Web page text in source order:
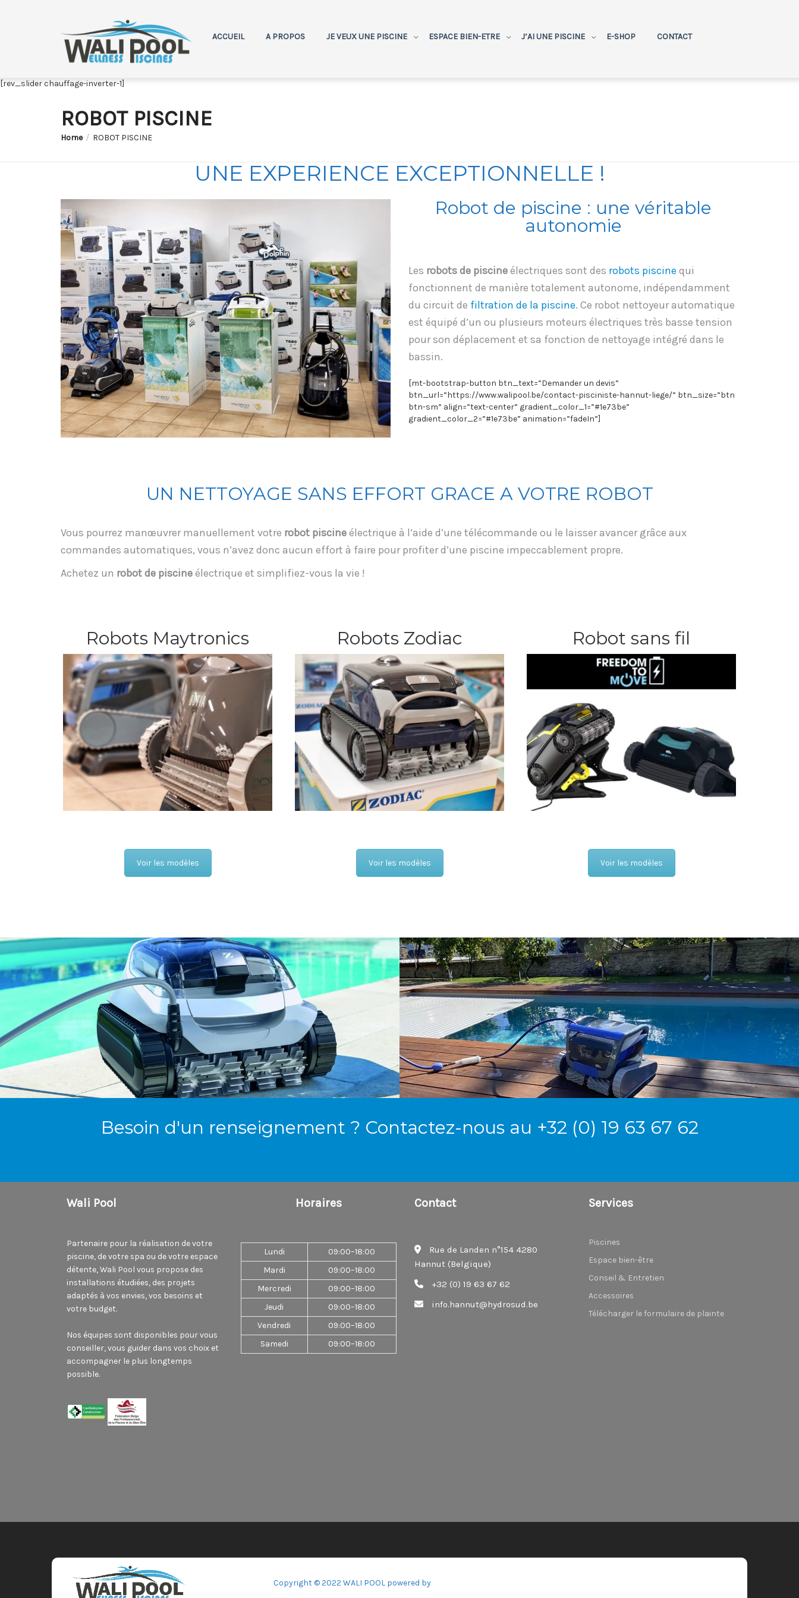
ACCUEIL A PROPOS JE VEUX UNE PISCINE ESPACE BIEN-ETRE J’AI UNE PISCINE E-SHOP CONTACT
[rev_slider chauffage-inverter-1]
ROBOT PISCINE
Home ROBOT PISCINE
UNE EXPERIENCE EXCEPTIONNELLE !
Robot de piscine : une véritable
autonomie
Les robots de piscineélectriques sont des robots piscine qui
fonctionnent de manière totalement autonome, indépendamment
du circuit de filtration de la piscine. Ce robot nettoyeur automatique
est équipé d’un ou plusieurs moteurs électriques très basse tension
pour son déplacement et sa fonction de nettoyage intégré dans le
bassin.
[mt-bootstrap-button btn_text=”Demander un devis”
btn_url=”https://www.walipool.be/contact-pisciniste-hannut-liege/” btn_size=”btn
btn-sm” align=”text-center” gradient_color_1=”#1e73be”
gradient_color_2=”#1e73be” animation=”fadeIn”]
UN NETTOYAGE SANS EFFORT GRACE A VOTRE ROBOT
Vous pourrez manœuvrer manuellement votre robot piscineélectrique à l’aide d’une télécommande ou le laisser avancer grâce aux
commandes automatiques, vous n’avez donc aucun effort à faire pour profiter d’une piscine impeccablement propre.
Achetez un robot de piscineélectrique et simplifiez-vous la vie !
Robots Maytronics
Voir les modèles
Robots Zodiac
Voir les modèles
Robot sans fil
Voir les modèles
Besoin d'un renseignement ? Contactez-nous au +32 (0) 19 63 67 62
Wali Pool
Partenaire pour la réalisation de votre
piscine, de votre spa ou de votre espace
détente, Wali Pool vous propose des
installations étudiées, des projets
adaptés à vos envies, vos besoins et
votre budget.
Nos équipes sont disponibles pour vous
conseiller, vous guider dans vos choix et
accompagner le plus longtemps
possible.
Horaires
Lundi
09:00–18:00
Mardi
09:00–18:00
Mercredi
09:00–18:00
Jeudi
09:00–18:00
Vendredi
09:00–18:00
Samedi
09:00–18:00
Contact
Rue de Landen n°154 4280
Hannut (Belgique)
+32 (0) 19 63 67 62
info.hannut@hydrosud.be
Services
Piscines
Espace bien-être
Conseil & Entretien
Accessoires
Télécharger le formulaire de plainte
Copyright © 2022 WALI POOL powered by